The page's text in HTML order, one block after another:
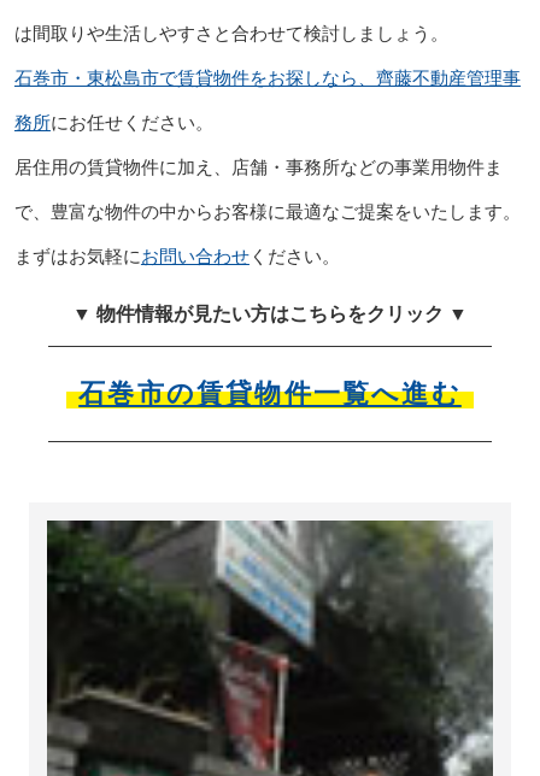
は間取りや生活しやすさと合わせて検討しましょう。
石巻市・東松島市で賃貸物件をお探しなら、齊藤不動産管理事
務所にお任せください。
居住用の賃貸物件に加え、店舗・事務所などの事業用物件ま
で、豊富な物件の中からお客様に最適なご提案をいたします。
まずはお気軽にお問い合わせください。
▼ 物件情報が見たい方はこちらをクリック ▼
石巻市の賃貸物件一覧へ進む